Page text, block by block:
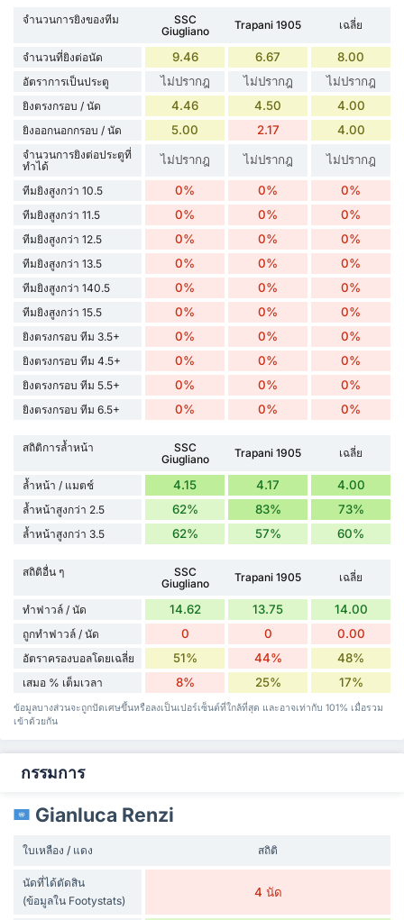
จำนวนการยิงของทีม
SSC
Giugliano
Trapani 1905 เฉลี่ย
จำนวนที่ยิงต่อนัด 9.46 6.67 8.00
อัตราการเป็นประตู ไม่ปรากฎ ไม่ปรากฎ ไม่ปรากฎ
ยิงตรงกรอบ / นัด 4.46 4.50 4.00
ยิงออกนอกกรอบ / นัด 5.00 2.17 4.00
จำนวนการยิงต่อประตูที่
ทำได้
ไม่ปรากฎ ไม่ปรากฎ ไม่ปรากฎ
ทีมยิงสูงกว่า 10.5 0% 0% 0%
ทีมยิงสูงกว่า 11.5 0% 0% 0%
ทีมยิงสูงกว่า 12.5 0% 0% 0%
ทีมยิงสูงกว่า 13.5 0% 0% 0%
ทีมยิงสูงกว่า 140.5 0% 0% 0%
ทีมยิงสูงกว่า 15.5 0% 0% 0%
ยิงตรงกรอบ ทีม 3.5+ 0% 0% 0%
ยิงตรงกรอบ ทีม 4.5+ 0% 0% 0%
ยิงตรงกรอบ ทีม 5.5+ 0% 0% 0%
ยิงตรงกรอบ ทีม 6.5+ 0% 0% 0%
สถิติการล้ำหน้า
SSC
Giugliano
Trapani 1905 เฉลี่ย
ล้ำหน้า / แมตช์ 4.15 4.17 4.00
ล้ำหน้าสูงกว่า 2.5 62% 83% 73%
ล้ำหน้าสูงกว่า 3.5 62% 57% 60%
สถิติอื่น ๆ
SSC
Giugliano
Trapani 1905 เฉลี่ย
ทำฟาวล์ / นัด 14.62 13.75 14.00
ถูกทำฟาวล์ / นัด 0 0 0.00
อัตราครองบอลโดยเฉลี่ย 51% 44% 48%
เสมอ % เต็มเวลา 8% 25% 17%
ข้อมูลบางส่วนจะถูกปัดเศษขึ้นหรือลงเป็นเปอร์เซ็นต์ที่ใกล้ที่สุด และอาจเท่ากับ 101% เมื่อรวม
เข้าด้วยกัน
กรรมการ
Gianluca Renzi
ใบเหลือง / แดง สถิติ
นัดที่ได้ตัดสิน
(ข้อมูลใน Footystats)
4 นัด